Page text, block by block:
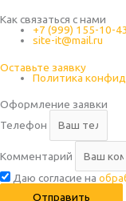
Как связаться с нами
+7 (999) 155-10-43
site-it@mail.ru
Оставьте заявку
Политика
Оформление заявки
Телефон
Комментарий
Даю согласие на
Отправить